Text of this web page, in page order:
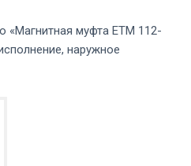
муфта ЕТМ 112-
наружное